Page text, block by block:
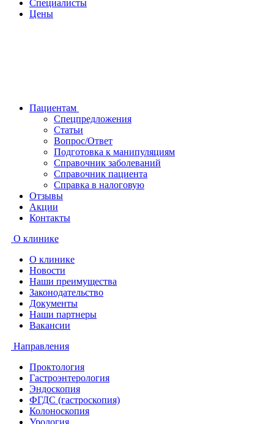
Специалисты
Цены
Пациентам
Спецпредложения
Статьи
Вопрос/Ответ
Подготовка к манипуляциям
Справочник заболеваний
Справочник пациента
Справка в налоговую
Отзывы
Акции
Контакты
О клинике
О клинике
Новости
Наши преимущества
Законодательство
Документы
Наши партнеры
Вакансии
Направления
Проктология
Гастроэнтерология
Эндоскопия
ФГДС (гастроскопия)
Колоноскопия
Урология